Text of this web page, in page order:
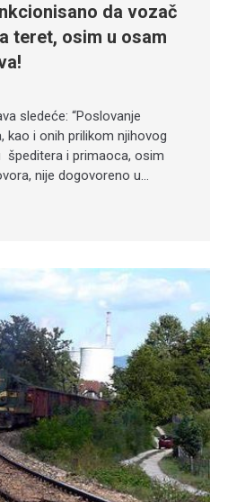
da vozač
teret, osim u osam
sledeće: “Poslovanje
kao i onih prilikom njihovog
špeditera i primaoca, osim
nije dogovoreno u…